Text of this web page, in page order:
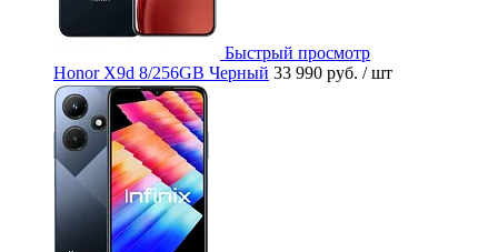
Быстрый просмотр
Honor X9d 8/256GB Черный 33 990 руб. / шт